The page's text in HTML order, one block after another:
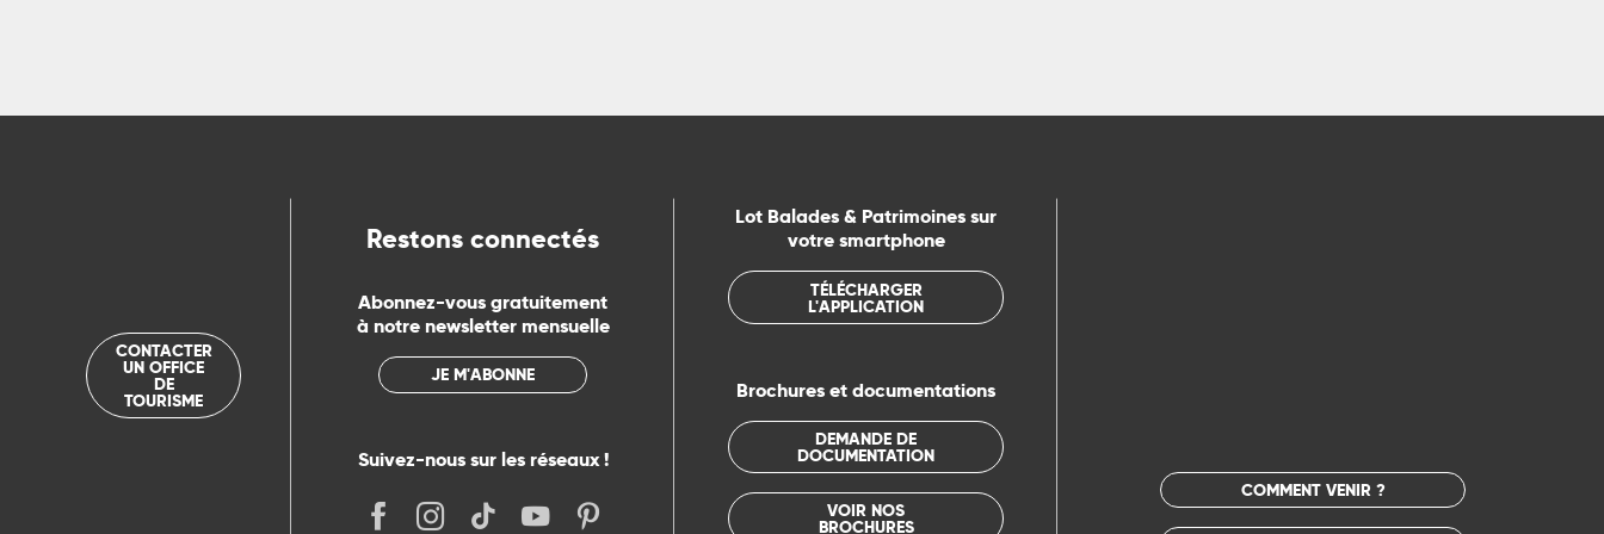
CONTACTER
UN OFFICE
DE
TOURISME
Restons connectés
Abonnez-vous gratuitement
à notre newsletter mensuelle
JE M'ABONNE
Suivez-nous sur les réseaux !
Lot Balades & Patrimoines sur
votre smartphone
TÉLÉCHARGER
L'APPLICATION
Brochures et documentations
DEMANDE DE
DOCUMENTATION
VOIR NOS
BROCHURES
COMMENT VENIR ?